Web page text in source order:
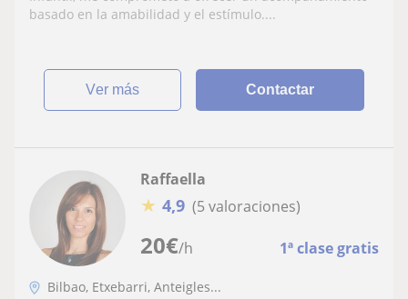
basado en la amabilidad y el estímulo....
ver más Contactar
20€/h 1ª clase gratis
Raffaella
★ 4,9 (5 valoraciones)
Bilbao, Etxebarri, Anteigles...